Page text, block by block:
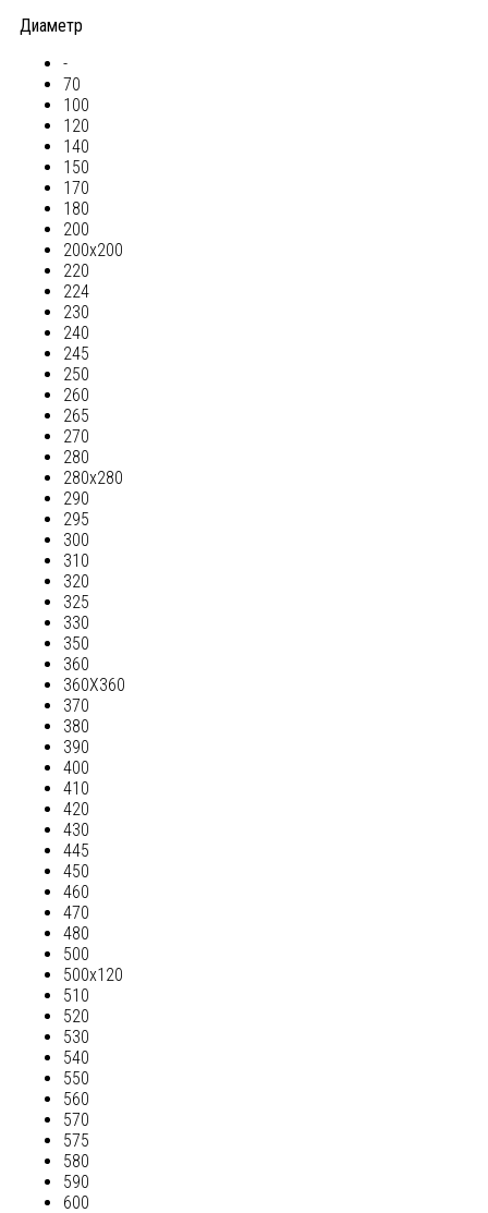
Диаметр
-
70
100
120
140
150
170
180
200
200х200
220
224
230
240
245
250
260
265
270
280
280х280
290
295
300
310
320
325
330
350
360
360Х360
370
380
390
400
410
420
430
445
450
460
470
480
500
500х120
510
520
530
540
550
560
570
575
580
590
600